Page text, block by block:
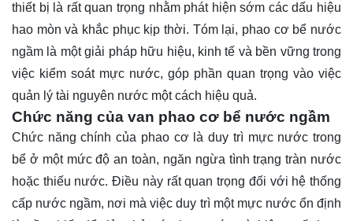
thiết bị là rất quan trọng nhằm phát hiện sớm các dấu hiệu
hao mòn và khắc phục kịp thời. Tóm lại, phao cơ bể nước
ngầm là một giải pháp hữu hiệu, kinh tế và bền vững trong
việc kiểm soát mực nước, góp phần quan trọng vào việc
quản lý tài nguyên nước một cách hiệu quả.
Chức năng của van phao cơ bể nước ngầm
Chức năng chính của phao cơ là duy trì mực nước trong
bể ở một mức độ an toàn, ngăn ngừa tình trạng tràn nước
hoặc thiếu nước. Điều này rất quan trọng đối với hệ thống
cấp nước ngầm, nơi mà việc duy trì một mực nước ổn định